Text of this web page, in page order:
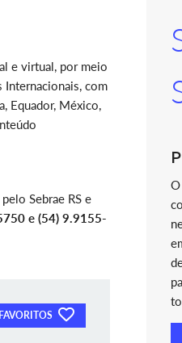
e virtual, por meio
com
Equador, México,
Sebrae RS e
e (54) 9.9155-